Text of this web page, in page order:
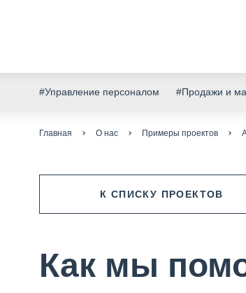
#Управление персоналом #Продажи и
Главная О нас Примеры проектов
К СПИСКУ ПРОЕКТОВ
Как мы